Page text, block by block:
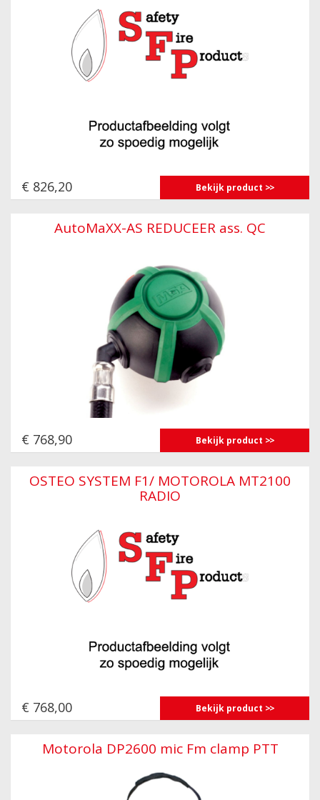
€ 826,20 Bekijk product
AutoMaXX-AS REDUCEER ass. QC
€ 768,90 Bekijk product
OSTEO SYSTEM F1/ MOTOROLA MT2100
RADIO
€ 768,00 Bekijk product
Motorola DP2600 mic Fm clamp PTT